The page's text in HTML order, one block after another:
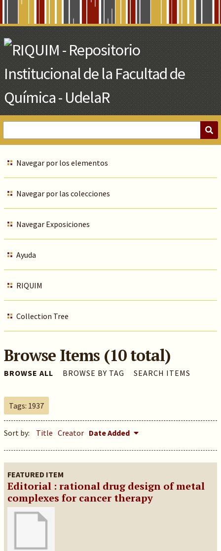
Main
Content
Navegar por los elementos
Navegar por las colecciones
Navegar Exposiciones
Ayuda
RIQUIM
Collection Tree
Browse Items (10 total)
BROWSE ALL BROWSE BY TAG SEARCH ITEMS
Tags: 1937
Sort by: Title Creator Date Added
FEATURED ITEM
Editorial : rational drug design of metal
complexes for cancer therapy